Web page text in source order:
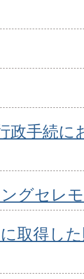
政手続
グセレ
取得し